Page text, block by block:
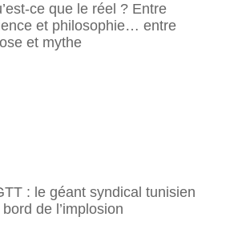
ce que le réel ? Entre
et philosophie… entre
et mythe
: le géant syndical tunisien
de l’implosion